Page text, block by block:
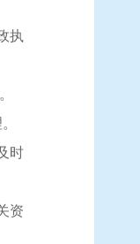
执
时
资